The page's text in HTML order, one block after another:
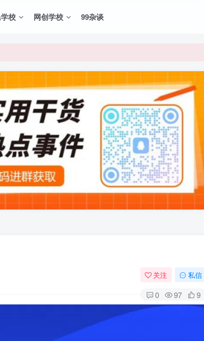
校 网创学校 99杂谈
股教程、创业教程、网络营销教程、自媒体短视频教程等，长
关注 私信
0 97 9